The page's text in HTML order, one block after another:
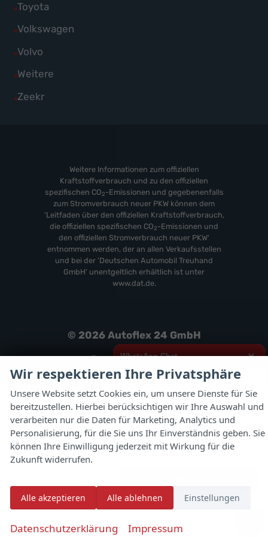
WhatsApp Chat ×
ich interessiere mich für das oben
genannte Fahrzeug und freue mich
über Eure Kontaktaufnahme.
Viele Grüße
anzeigen
Skoda
anzeigen
Suzuki
anzeigen
Toyota
Alle
Fahrzeuge
Toyota
anzeigen
Volkswagen
Alle
Fahrzeuge
Volkswagen
anzeigen
Volvo
Alle
Fahrzeuge
Volvo
Weitere
Alle
Fahrzeuge
Zeekr
Alle
Weitere Informationen zum offiziellen
Kraftstoffverbrauch und zu den offiziellen
spezifischen CO2-Emissionen und gegebenenfalls
zum Stromverbrauch neuer PKW können dem
'Leitfaden über den offiziellen Kraftstoffverbrauch,
die offiziellen spezifischen CO2-Emissionen und
den offiziellen Stromverbrauch neuer PKW'
entnommen werden, der an allen Verkaufsstellen
und bei der 'Deutschen Automobil Treuhand
GmbH' unentgeltlich erhältlich ist unter
www.dat.de.
© 2026 Autoflex 24 GmbH
Powered by Autrado
Wir respektieren Ihre Privatsphäre
Unsere Website setzt Cookies ein, um unsere Dienste für Sie
bereitzustellen. Hierbei berücksichtigen wir Ihre Auswahl und
verarbeiten nur die Daten für Marketing, Analytics und
Personalisierung, für die Sie uns Ihr Einverständnis geben. Sie
können Ihre Einwilligung jederzeit mit Wirkung für die
Zukunft widerrufen.
Alle akzeptieren Alle ablehnen Einstellungen
Datenschutzerklärung Impressum